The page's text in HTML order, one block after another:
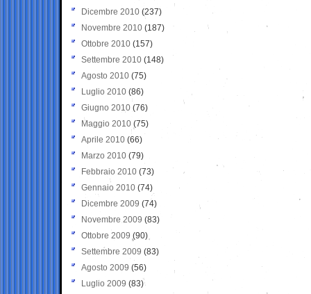
Dicembre 2010 (237)
Novembre 2010 (187)
Ottobre 2010 (157)
Settembre 2010 (148)
Agosto 2010 (75)
Luglio 2010 (86)
Giugno 2010 (76)
Maggio 2010 (75)
Aprile 2010 (66)
Marzo 2010 (79)
Febbraio 2010 (73)
Gennaio 2010 (74)
Dicembre 2009 (74)
Novembre 2009 (83)
Ottobre 2009 (90)
Settembre 2009 (83)
Agosto 2009 (56)
Luglio 2009 (83)